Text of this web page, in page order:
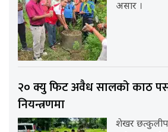
असार ।
२० क्यु फिट अवैध सालको काठ
नियन्त्रणमा
शेखर